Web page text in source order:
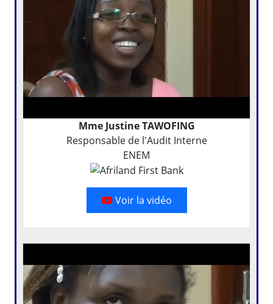
Mme Justine TAWOFING
Responsable de l'Audit Interne
ENEM
Voir la vidéo